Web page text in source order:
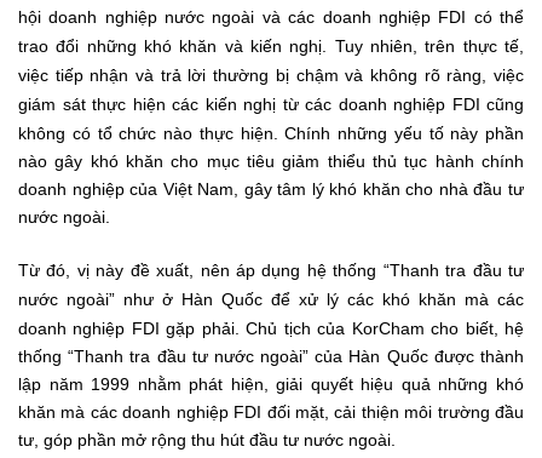
hội doanh nghiệp nước ngoài và các doanh nghiệp FDI có thể
trao đổi những khó khăn và kiến nghị. Tuy nhiên, trên thực tế,
việc tiếp nhận và trả lời thường bị chậm và không rõ ràng, việc
giám sát thực hiện các kiến nghị từ các doanh nghiệp FDI cũng
không có tổ chức nào thực hiện.Chính những yếu tố này phần
nào gây khó khăn cho mục tiêu giảm thiểu thủ tục hành chính
doanh nghiệp của Việt Nam, gây tâm lý khó khăn cho nhà đầu tư
nước ngoài.
Từ đó, vị này đề xuất, nên áp dụng hệ thống “Thanh tra đầu tư
nước ngoài” như ở Hàn Quốc để xử lý các khó khăn mà các
doanh nghiệp FDI gặp phải.Chủ tịch của KorCham cho biết, hệ
thống “Thanh tra đầu tư nước ngoài” của Hàn Quốc được thành
lập năm 1999 nhằm phát hiện, giải quyết hiệu quả những khó
khăn mà các doanh nghiệp FDI đối mặt, cải thiện môi trường đầu
tư, góp phần mở rộng thu hút đầu tư nước ngoài.